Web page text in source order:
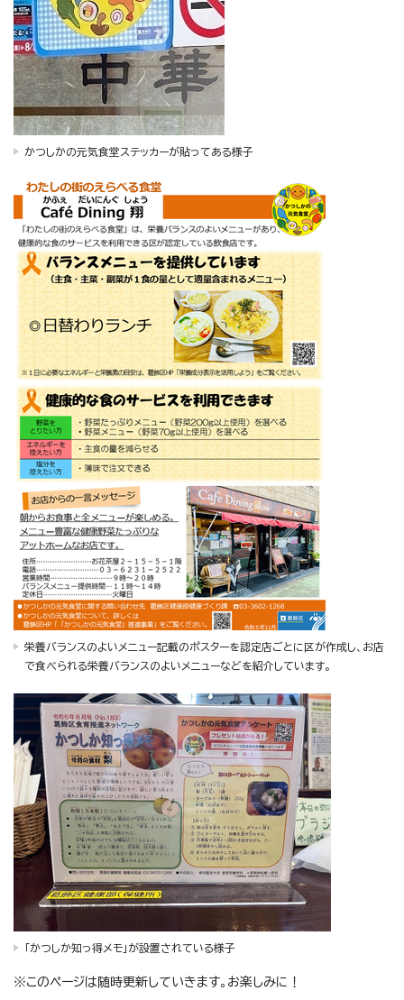
かつしかの元気食堂ステッカーが貼ってある様子
栄養バランスのよいメニュー記載のポスターを認定店ごとに区が作成し、お店
で食べられる栄養バランスのよいメニューなどを紹介しています。
「かつしか知っ得メモ」が設置されている様子
※このページは随時更新していきます。お楽しみに！